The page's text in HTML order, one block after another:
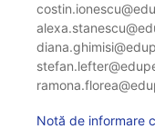
Notă de informare